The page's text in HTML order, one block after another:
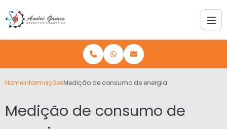
HomeInformaçõesMedição de consumo de energia
Medição de consumo de